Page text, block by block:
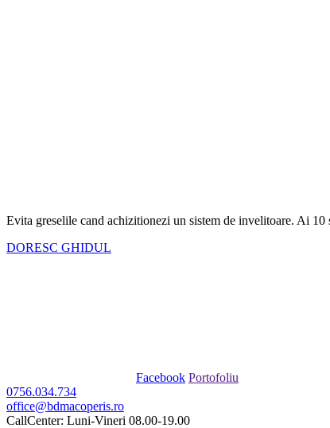
Evita greselile cand achizitionezi un sistem de invelitoare. Ai 10
DORESC GHIDUL
Facebook Portofoliu
0756.034.734
office@bdmacoperis.ro
CallCenter: Luni-Vineri 08.00-19.00